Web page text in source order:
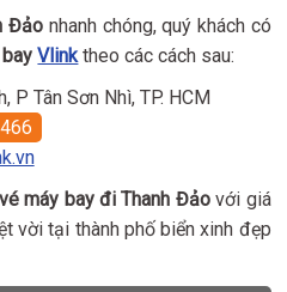
Đảo nhanh chóng, quý khách có
bayVlinktheo các cách sau:
P Tân Sơn Nhì, TP. HCM
vé máy bay đi Thanh Đảovới giá
vời tại thành phố biển xinh đẹp